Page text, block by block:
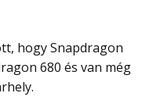
680 és van még